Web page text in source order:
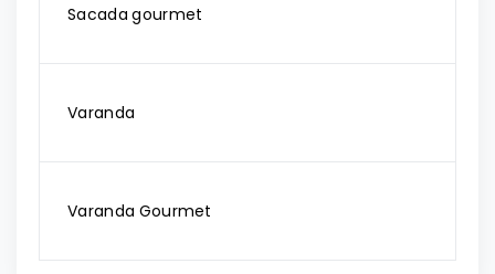
Sacada gourmet
Varanda
Varanda Gourmet